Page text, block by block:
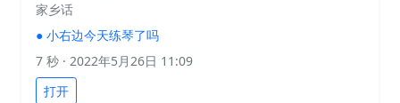
家乡话
● 小右边今天练琴了吗
7 秒 · 2022年5月26日 11:09
打开